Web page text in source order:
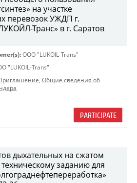
на участке
перевозок УЖДП г.
Транс» в г. Саратов
OOO "LUKOIL-Trans"
"LUKOIL-Trans"
, Общие сведения об
PARTICIPATE
дыхательных на сжатом
техническому заданию для